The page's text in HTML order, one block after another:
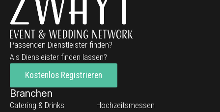
Passenden Dienstleister finden?
Als Diensleister finden lassen?
Kostenlos Registrieren
Branchen
Catering & Drinks Hochzeitsmessen